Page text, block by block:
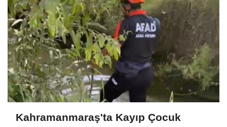
Kahramanmaraş'ta Kayıp Çocuk